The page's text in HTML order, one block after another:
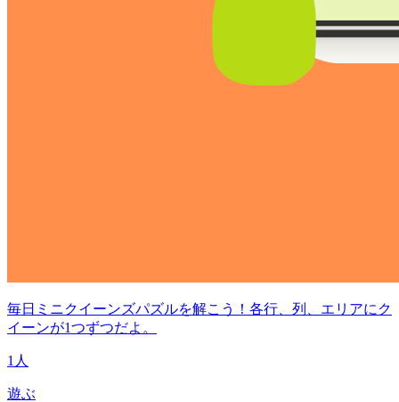
毎日ミニクイーンズパズルを解こう！各行、列、エリアにク
イーンが1つずつだよ。
1人
遊ぶ